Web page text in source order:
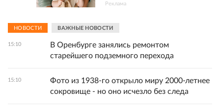
Реклама
НОВОСТИ ВАЖНЫЕ НОВОСТИ
15:10
В Оренбурге занялись ремонтом
старейшего подземного перехода
15:10
Фото из 1938-го открыло миру 2000‑летнее
сокровище - но оно исчезло без следа